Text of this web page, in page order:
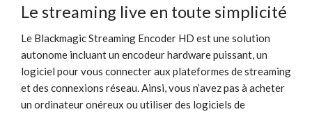
Le streaming live en toute simplicité
Le Blackmagic Streaming Encoder HD est une solution
autonome incluant un encodeur hardware puissant, un
logiciel pour vous connecter aux plateformes de streaming
et des connexions réseau. Ainsi, vous n’avez pas à acheter
un ordinateur onéreux ou utiliser des logiciels de